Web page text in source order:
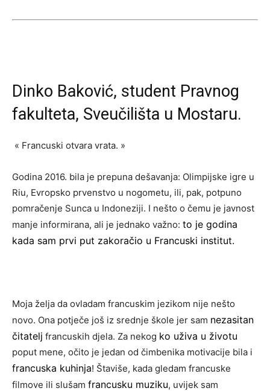
Dinko Baković, student Pravnog
fakulteta, Sveučilišta u Mostaru.
« Francuski otvara vrata. »
Godina 2016. bila je prepuna dešavanja: Olimpijske igre u
Riu, Evropsko prvenstvo u nogometu, ili, pak, potpuno
pomračenje Sunca u Indoneziji. I nešto o čemu je javnost
manje informirana, ali je jednako važno: to je godina
kada sam prvi put zakoračio u Francuski institut.
Moja želja da ovladam francuskim jezikom nije nešto
novo. Ona potječe još iz srednje škole jer sam nezasitan
čitatelj francuskih djela. Za nekog ko uživa u životu
poput mene, očito je jedan od čimbenika motivacije bila i
francuska kuhinja! Štaviše, kada gledam francuske
filmove ili slušam francusku muziku, uvijek sam